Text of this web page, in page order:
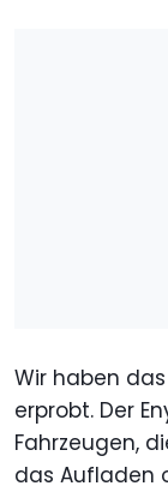
Wir haben
erprobt. Der
Fahrzeugen,
das Aufladen